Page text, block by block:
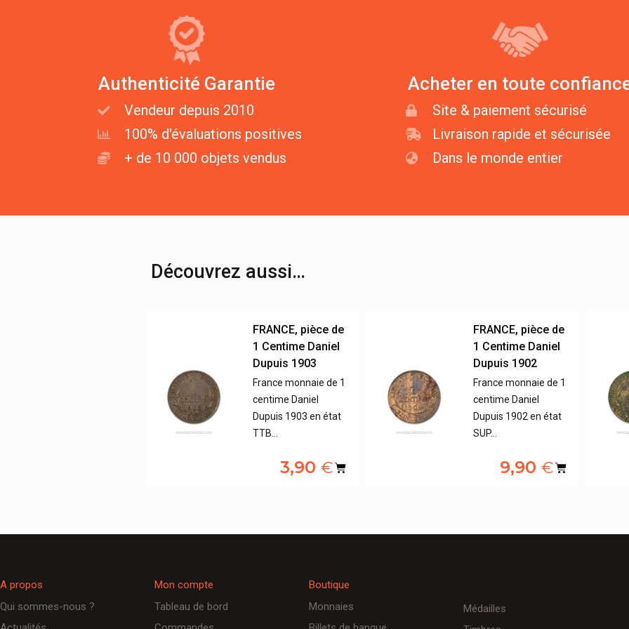
Authenticité Garantie
Vendeur depuis 2010
100% d'évaluations positives
+ de 10 000 objets vendus
Acheter en toute
Site & paiement sécurisé
Livraison rapide et sécurisée
Dans le monde entier
Découvrez aussi…
FRANCE, pièce de
1 Centime Daniel
Dupuis 1903
France monnaie de 1
centime Daniel
Dupuis 1903 en état
TTB…
3,90 €
FRANCE, pièce de
1 Centime Daniel
Dupuis 1902
France monnaie de 1
centime Daniel
Dupuis 1902 en état
SUP…
9,90 €
A propos
Qui sommes-nous ?
Mon compte
Tableau de bord
Boutique
Monnaies
Médailles